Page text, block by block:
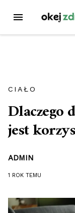
treści
MENU
CIAŁO
Dlaczego
jest
ADMIN
1 ROK TEMU